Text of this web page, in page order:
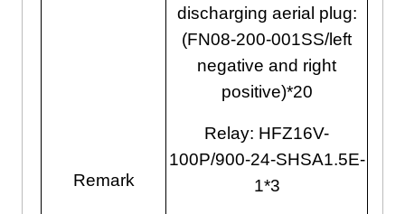
Remark
discharging aerial plug:
(FN08-200-001SS/left
negative and right
positive)*20
Relay: HFZ16V-
100P/900-24-SHSA1.5E-
1*3